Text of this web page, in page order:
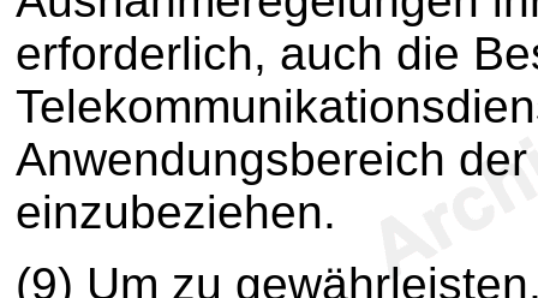
erforderlich, auch die
Anwendungsbereich
einzubeziehen.
(9) Um zu